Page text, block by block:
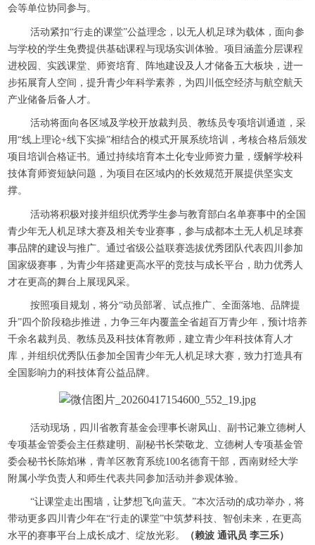
会等单位协同参与。
活动紧扣“行走的课堂”公益理念，以无人机足球为载体，面向参
与学校的学生免费提供基础课程与现场实训体验。项目涵盖分层课程
进校园、实践课堂、师资培育、阵地建设及人才储备五大板块，进一
步拓展育人空间，提升青少年科学素养，为四川低空经济与航空航天
产业储备后备人才。
活动将面向各区域及学校开放裁判员、教练员专项培训通道，采
用“线上理论+线下实操”相结合的模式开展系统培训，考核合格后颁发
项目培训合格证书。通过持续培育本土化专业师资力量，缓解学校科
技体育师资短缺问题，为项目在区域内的长效规范开展提供坚实支
撑。
活动将积极对接并组织优秀学生参与教育部白名单赛事中的全国
青少年无人机足球大赛及相关专业赛事，参与成都本土无人机足球赛
事品牌的建设与推广。通过省级公益联赛选拔优秀团队代表四川参加
国家级赛事，为青少年搭建更高水平的竞技与成长平台，助力优秀人
才在更高的舞台上展现风采。
按照项目规划，将分“动员部署、试点推广、全面落地、品牌提
升”四个阶段稳步推进，力争三年内覆盖全省超百万青少年，预计培养
千余名裁判员、教练员及科技体育教师，建立青少年科技体育人才
库，并组织优秀队伍参加全国青少年无人机足球大赛，致力打造具有
全国影响力的科技体育公益品牌。
活动现场，四川省教育基金会理事长谢凤山、副书记兼立德树人
专项基金管委会主任蔡建明、副秘书长荣敬龙、立德树人专项基金管
委会秘书长陈焰琳，青羊区教育系统100名德育干部，西南财经大学
附属小学负责人和师生代表共同参加活动并参观体验。
“让课堂走出围墙，让梦想飞向蓝天。”本次活动的成功举办，将
带动更多四川青少年在“行走的课堂”中筑梦科技、智创未来，在更高
水平的赛事平台上成长成才、绽放光彩。
（赖波 通讯员 李三乐）